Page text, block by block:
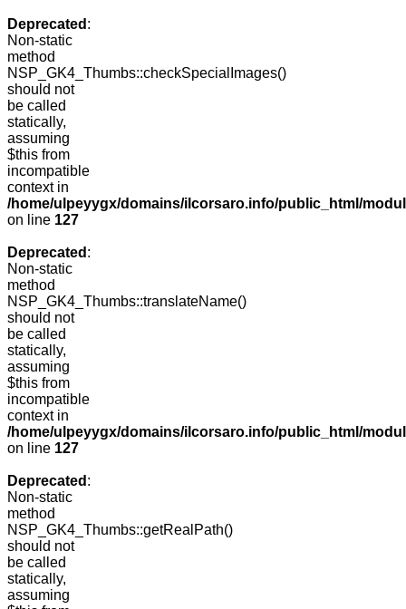
Deprecated :
Non-static
method
NSP_GK4_Thumbs::checkSpecialImages()
should not
be called
statically,
assuming
$this from
incompatible
context in
/home/ulpeyygx/domains/ilcorsaro.info/public_html/
on line 127
Deprecated :
Non-static
method
NSP_GK4_Thumbs::translateName()
should not
be called
statically,
assuming
$this from
incompatible
context in
/home/ulpeyygx/domains/ilcorsaro.info/public_html/
on line 127
Deprecated :
Non-static
method
NSP_GK4_Thumbs::getRealPath()
should not
be called
statically,
assuming